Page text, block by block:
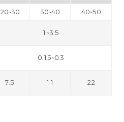
20~30 30~40 40~50
1~3.5
0.15~0.3
7.5 11 22